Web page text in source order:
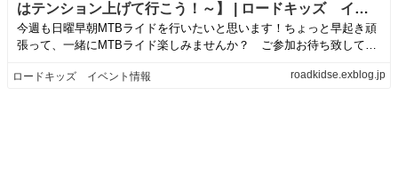
はテンション上げて行こう！～】 | ロードキッズ イベ
ント情報
今週も日曜早朝MTBライドを行いたいと思います！ちょっと早起き頑
張って、一緒にMTBライド楽しみませんか？ ご参加お待ち致してお
ロードキッズ イベント情報 roadkidse.exblog.jp